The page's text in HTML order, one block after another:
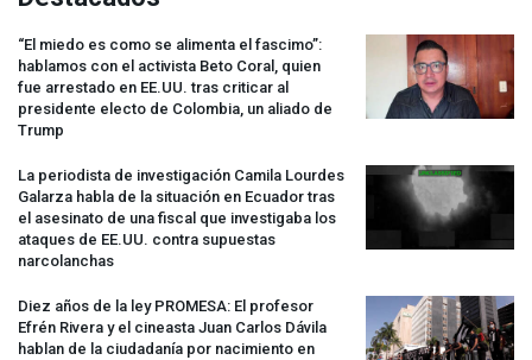
“El miedo es como se alimenta el fascimo”:
hablamos con el activista Beto Coral, quien
fue arrestado en EE.UU. tras criticar al
presidente electo de Colombia, un aliado de
Trump
La periodista de investigación Camila Lourdes
Galarza habla de la situación en Ecuador tras
el asesinato de una fiscal que investigaba los
ataques de EE.UU. contra supuestas
narcolanchas
Diez años de la ley PROMESA: El profesor
Efrén Rivera y el cineasta Juan Carlos Dávila
hablan de la ciudadanía por nacimiento en